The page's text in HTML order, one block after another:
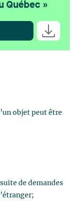
objet peut être
de demandes
Québec »